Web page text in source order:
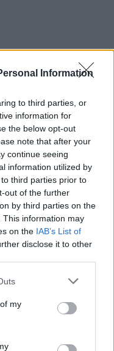
Information
to third parties, or
information for
the below opt-out
note that after your
continue seeing
information utilized by
third parties prior to
out of the further
by third parties on the
This information may
on the IAB’s List of
disclose it to other
one or more Google
You may click to
third-party tags to
in below Google
my